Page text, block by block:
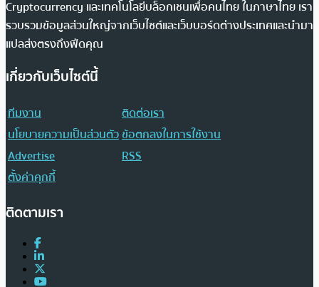
Cryptocurrency และเทคโนโลยีบล็อกเชนเพื่อคนไทย ในภาษาไทย เรา
รวบรวมข้อมูลส่วนใหญ่จากเว็บไซต์และเว็บบอร์ดต่างประเทศและนำมา
แปลส่งตรงถึงฟีดคุณ
เกี่ยวกับเว็บไซต์นี้
ทีมงาน
ติดต่อเรา
นโยบายความเป็นส่วนตัวข้อตกลงในการใช้งาน
Advertise
RSS
ตั้งค่าคุกกี้
ติดตามเรา